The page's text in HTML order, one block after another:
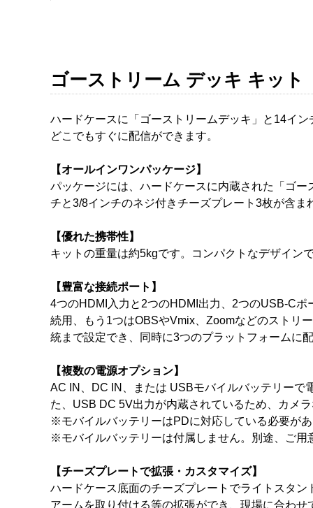
ゴーストリーム デッキ キット
ハードケースに「ゴーストリームデッキ」と14イ
どこでもすぐに配信ができます。
【オールインワンパッケージ】
パッケージには、ハードケースに内蔵された「ゴ
チと3/8インチのネジ付きチーズプレート3枚が含ま
【優れた携帯性】
キットの重量は約5kgです。コンパクトなデザイン
【豊富な接続ポート】
4つのHDMI入力と2つのHDMI出力、2つのUSB-C
続用、もう1つはOBSやVmix、Zoomなどのストリ
統まで設定でき、同時に3つのプラットフォームに
【複数の電源オプション】
AC IN、DC IN、または USBモバイルバッテリーで
た、USB DC 5V出力が内蔵されているため、カメ
※モバイルバッテリーはPDに対応している必要が
※モバイルバッテリーは付属しません。別途、ご用
【チーズプレートで拡張・カスタマイズ】
ハードケース底面のチーズプレートでライトスタ
アームを取り付ける等の拡張ができ、現場に合わ